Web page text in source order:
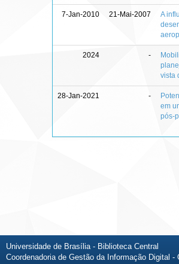
7-Jan-2010 21-Mai-2007
A
2024 -
vista
28-Jan-2021 -
em
pós-
Universidade de Brasília - Biblioteca Central
Coordenadoria de Gestão da Informação Digital -